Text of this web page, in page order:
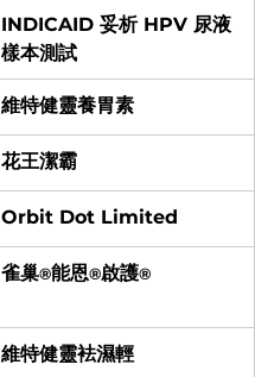
INDICAID 妥析 HPV 尿液
樣本測試
維特健靈養胃素
花王潔霸
Orbit Dot Limited
雀巢®能恩®啟護®
維特健靈袪濕輕